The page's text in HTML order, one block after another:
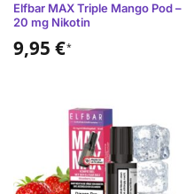
Elfbar MAX Triple Mango Pod –
20 mg Nikotin
9,95 €*